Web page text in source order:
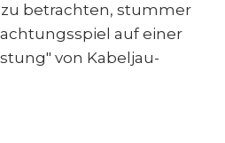
betrachten, stummer
auf einer
von Kabeljau-